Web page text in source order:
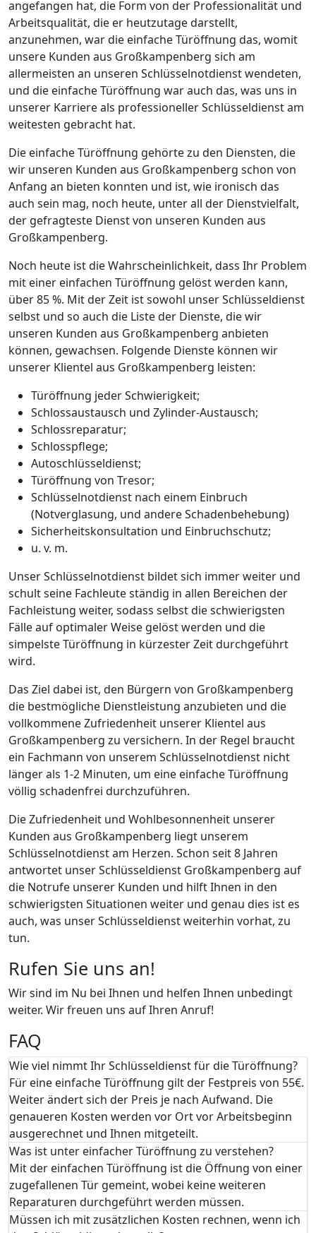
angefangen hat, die Form von der Professionalität und
Arbeitsqualität, die er heutzutage darstellt,
anzunehmen, war die einfache Türöffnung das, womit
unsere Kunden aus Großkampenberg sich am
allermeisten an unseren Schlüsselnotdienst wendeten,
und die einfache Türöffnung war auch das, was uns in
unserer Karriere als professioneller Schlüsseldienst am
weitesten gebracht hat.
Die einfache Türöffnung gehörte zu den Diensten, die
wir unseren Kunden aus Großkampenberg schon von
Anfang an bieten konnten und ist, wie ironisch das
auch sein mag, noch heute, unter all der Dienstvielfalt,
der gefragteste Dienst von unseren Kunden aus
Großkampenberg.
Noch heute ist die Wahrscheinlichkeit, dass Ihr Problem
mit einer einfachen Türöffnung gelöst werden kann,
über 85 %. Mit der Zeit ist sowohl unser Schlüsseldienst
selbst und so auch die Liste der Dienste, die wir
unseren Kunden aus Großkampenberg anbieten
können, gewachsen. Folgende Dienste können wir
unserer Klientel aus Großkampenberg leisten:
Türöffnung jeder Schwierigkeit;
Schlossaustausch und Zylinder-Austausch;
Schlossreparatur;
Schlosspflege;
Autoschlüsseldienst;
Türöffnung von Tresor;
Schlüsselnotdienst nach einem Einbruch
(Notverglasung, und andere Schadenbehebung)
Sicherheitskonsultation und Einbruchschutz;
u. v. m.
Unser Schlüsselnotdienst bildet sich immer weiter und
schult seine Fachleute ständig in allen Bereichen der
Fachleistung weiter, sodass selbst die schwierigsten
Fälle auf optimaler Weise gelöst werden und die
simpelste Türöffnung in kürzester Zeit durchgeführt
wird.
Das Ziel dabei ist, den Bürgern von Großkampenberg
die bestmögliche Dienstleistung anzubieten und die
vollkommene Zufriedenheit unserer Klientel aus
Großkampenberg zu versichern. In der Regel braucht
ein Fachmann von unserem Schlüsselnotdienst nicht
länger als 1-2 Minuten, um eine einfache Türöffnung
völlig schadenfrei durchzuführen.
Die Zufriedenheit und Wohlbesonnenheit unserer
Kunden aus Großkampenberg liegt unserem
Schlüsselnotdienst am Herzen. Schon seit 8 Jahren
antwortet unser Schlüsseldienst Großkampenberg auf
die Notrufe unserer Kunden und hilft Ihnen in den
schwierigsten Situationen weiter und genau dies ist es
auch, was unser Schlüsseldienst weiterhin vorhat, zu
tun.
Rufen Sie uns an!
Wir sind im Nu bei Ihnen und helfen Ihnen unbedingt
weiter. Wir freuen uns auf Ihren Anruf!
FAQ
Wie viel nimmt Ihr Schlüsseldienst für die Türöffnung?
Für eine einfache Türöffnung gilt der Festpreis von 55€.
Weiter ändert sich der Preis je nach Aufwand. Die
genaueren Kosten werden vor Ort vor Arbeitsbeginn
ausgerechnet und Ihnen mitgeteilt.
Was ist unter einfacher Türöffnung zu verstehen?
Mit der einfachen Türöffnung ist die Öffnung von einer
zugefallenen Tür gemeint, wobei keine weiteren
Reparaturen durchgeführt werden müssen.
Müssen ich mit zusätzlichen Kosten rechnen, wenn ich